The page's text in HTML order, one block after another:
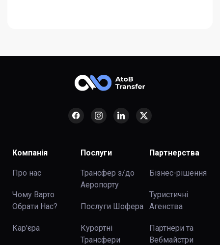
Компанія
Про нас
Чому Варто
Обрати Нас?
Кар'єра
Послуги
Трансфер з/до
Аеропорту
Послуги Шофера
Курортні
Трансфери
Партнерства
Бізнес-рішення
Туристичні
Агенства
Партнери та
Вебмайстри